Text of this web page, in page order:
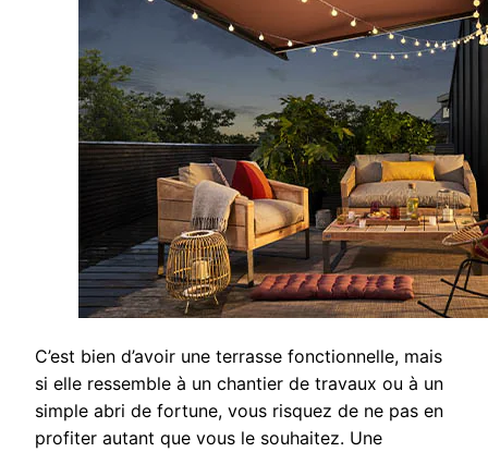
C’est bien d’avoir une terrasse fonctionnelle, mais
si elle ressemble à un chantier de travaux ou à un
simple abri de fortune, vous risquez de ne pas en
profiter autant que vous le souhaitez. Une